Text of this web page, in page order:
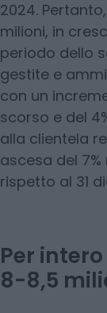
2024.
milioni, in
periodo dello
gestite e
con un
scorso e del
alla clientela
ascesa del
rispetto al 31
Per
8-8,5